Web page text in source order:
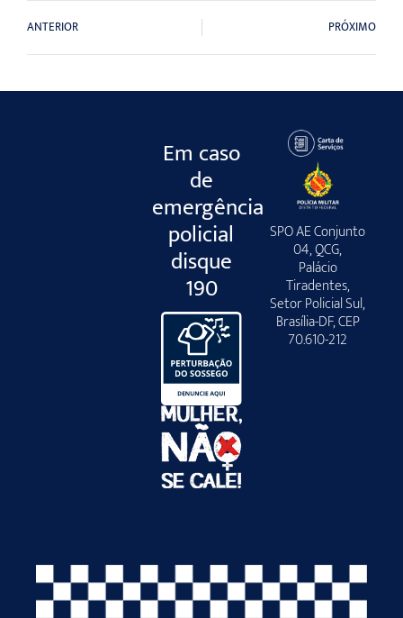
ANTERIOR PRÓXIMO
Em caso
de
emergência
policial
disque
190
SPO AE Conjunto
04, QCG,
Palácio
Tiradentes,
Setor Policial Sul,
Brasília-DF, CEP
70.610-212